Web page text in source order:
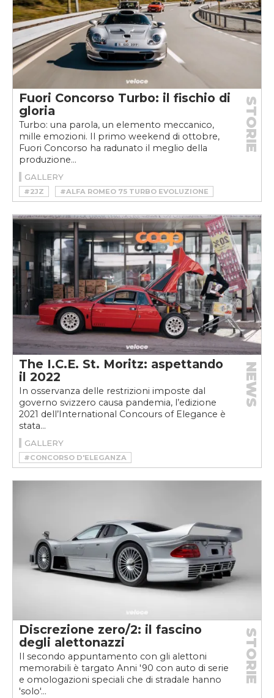
Fuori Concorso Turbo: il fischio di
gloria
Turbo: una parola, un elemento meccanico,
mille emozioni. Il primo weekend di ottobre,
Fuori Concorso ha radunato il meglio della
produzione...
STORIE
GALLERY
#2JZ
#ALFA ROMEO 75 TURBO EVOLUZIONE
#FUORI CONCORSO
#FUORI CONCORSO TURBO
#FUORI CONCORSO TURBO 2021
#HOMOLOGATION SPECIAL
#LANCIA HYENA
#PEUGEOT 205 T16
#PEUGEOT 205 TURBO 16
#PORSCHE 911 GT1 STRASSENVERSION
#TOYOTA 2JZ
#TOYOTA SUPRA
#TURBO
The I.C.E. St. Moritz: aspettando
il 2022
In osservanza delle restrizioni imposte dal
governo svizzero causa pandemia, l’edizione
2021 dell’International Concours of Elegance è
stata...
NEWS
GALLERY
#CONCORSO D'ELEGANZA
#FABRIZIO D’ALOISIO
#ICE ST. MORITZ 2022
#ST. MORITZ
Discrezione zero/2: il fascino
degli alettonazzi
Il secondo appuntamento con gli alettoni
memorabili è targato Anni '90 con auto di serie
e omologazioni speciali che di stradale hanno
'solo'...
STORIE